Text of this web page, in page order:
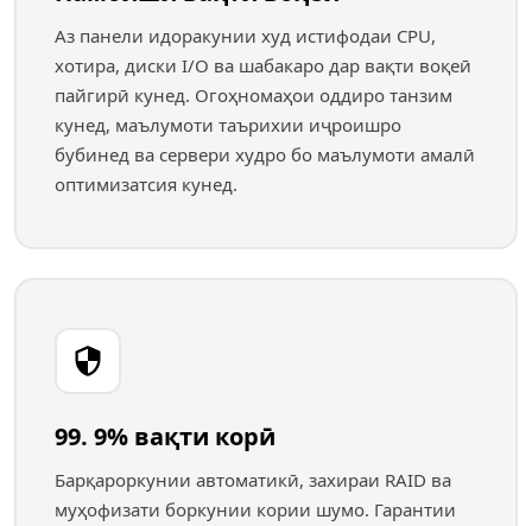
Аз панели идоракунии худ истифодаи CPU,
хотира, диски I/O ва шабакаро дар вақти воқеӣ
пайгирӣ кунед. Огоҳномаҳои оддиро танзим
кунед, маълумоти таърихии иҷроишро
бубинед ва сервери худро бо маълумоти амалӣ
оптимизатсия кунед.
99. 9% вақти корӣ
Барқароркунии автоматикӣ, захираи RAID ва
муҳофизати боркунии кории шумо. Гарантии